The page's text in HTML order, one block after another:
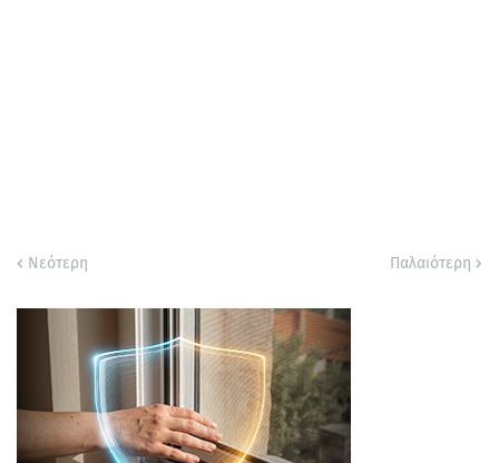
Νεότερη Παλαιότερη